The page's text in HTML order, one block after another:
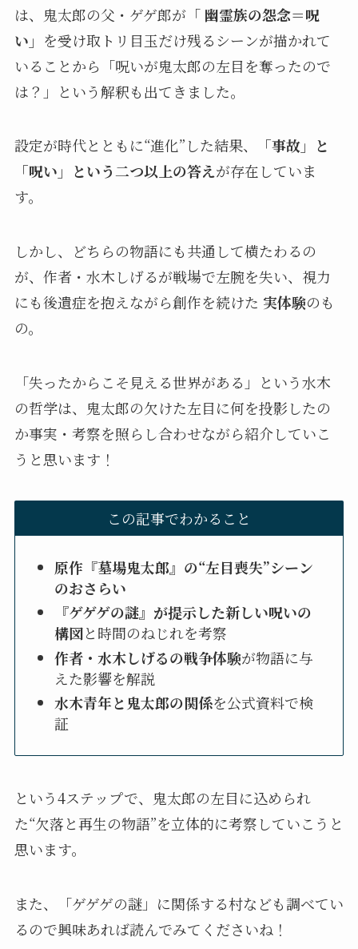
は、鬼太郎の父・ゲゲ郎が「 幽霊族の怨念＝呪
い」 を受け取トリ目玉だけ残るシーンが描かれて
いることから「呪いが鬼太郎の左目を奪ったので
は？」という解釈も出てきました。
設定が時代とともに“進化”した結果、
「事故」と
「呪い」という二つ以上の答えが存在していま
す。
しかし、どちらの物語にも共通して横たわるの
が、作者・水木しげるが戦場で左腕を失い、視力
にも後遺症を抱えながら創作を続けた 実体験のも
の。
「失ったからこそ見える世界がある」という水木
の哲学は、鬼太郎の欠けた左目に何を投影したの
か事実・考察を照らし合わせながら紹介していこ
うと思います！
この記事でわかること
原作『墓場鬼太郎』の“左目喪失”シーン
のおさらい
『ゲゲゲの謎』が提示した新しい呪いの
構図と時間のねじれを考察
作者・水木しげるの戦争体験が物語に与
えた影響を解説
水木青年と鬼太郎の関係を公式資料で検
証
という4ステップで、鬼太郎の左目に込められ
た“欠落と再生の物語”を立体的に考察していこうと
思います。
また、「ゲゲゲの謎」に関係する村なども調べてい
るので興味あれば読んでみてくださいね！